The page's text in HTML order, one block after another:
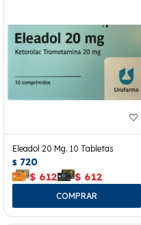
Eleadol 20 Mg. 10 Tabletas
$ 720
$ 612 $ 612